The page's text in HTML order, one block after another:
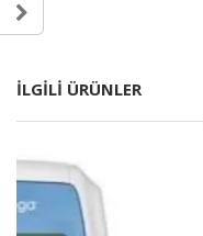
ILGILI ÜRÜNLER